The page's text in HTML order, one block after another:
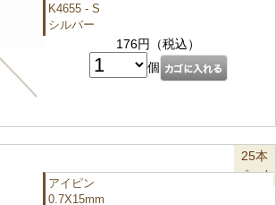
K4655 - S
シルバー
176円（税込）
個
25本
パック
アイピン
0.7X15mm